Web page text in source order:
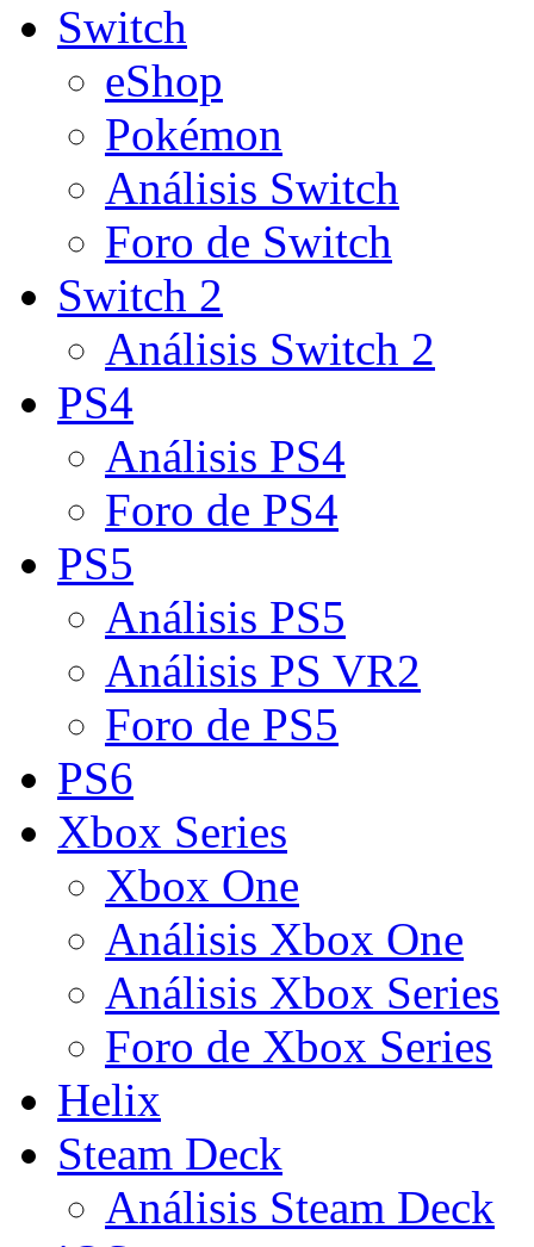
Switch
eShop
Pokémon
Análisis Switch
Foro de Switch
Switch 2
Análisis Switch 2
PS4
Análisis PS4
Foro de PS4
PS5
Análisis PS5
Análisis PS VR2
Foro de PS5
PS6
Xbox Series
Xbox One
Análisis Xbox One
Análisis Xbox Series
Foro de Xbox Series
Helix
Steam Deck
Análisis Steam Deck